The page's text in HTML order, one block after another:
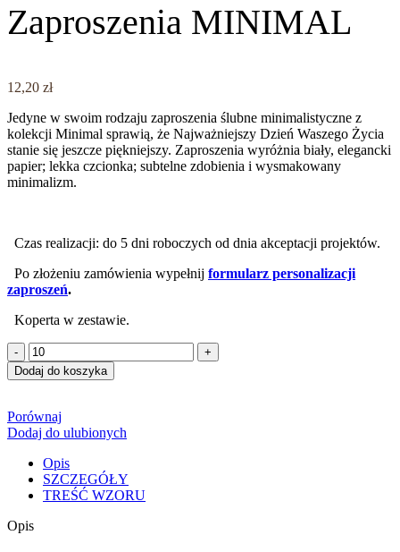
Zaproszenia MINIMAL
12,20 zł
Jedyne w swoim rodzaju zaproszenia ślubne minimalistyczne z
kolekcji Minimal sprawią, że Najważniejszy Dzień Waszego Życia
stanie się jeszcze piękniejszy. Zaproszenia wyróżnia biały, elegancki
papier; lekka czcionka; subtelne zdobienia i wysmakowany
minimalizm.
Czas realizacji: do 5 dni roboczych od dnia akceptacji projektów.
Po złożeniu zamówienia wypełnij formularz personalizacji
zaproszeń.
Koperta w zestawie.
ilość
Zaproszenia
MINIMAL
Dodaj do koszyka
Porównaj
Dodaj do ulubionych
Opis
SZCZEGÓŁY
TREŚĆ WZORU
Opis